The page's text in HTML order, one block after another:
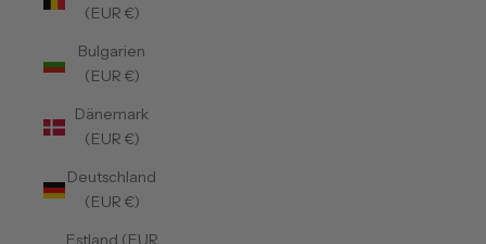
(EUR €)
Bulgarien
(EUR €)
Dänemark
(EUR €)
Deutschland
(EUR €)
Estland (EUR